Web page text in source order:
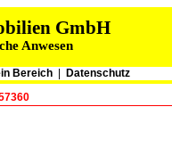
GmbH
Anwesen
Bereich Datenschutz